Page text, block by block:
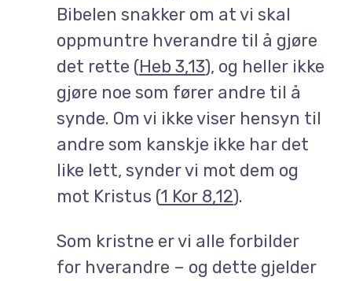
Bibelen snakker om at vi skal
oppmuntre hverandre til å gjøre
det rette (Heb 3,13), og heller ikke
gjøre noe som fører andre til å
synde. Om vi ikke viser hensyn til
andre som kanskje ikke har det
like lett, synder vi mot dem og
mot Kristus (1 Kor 8,12).
Som kristne er vi alle forbilder
for hverandre – og dette gjelder